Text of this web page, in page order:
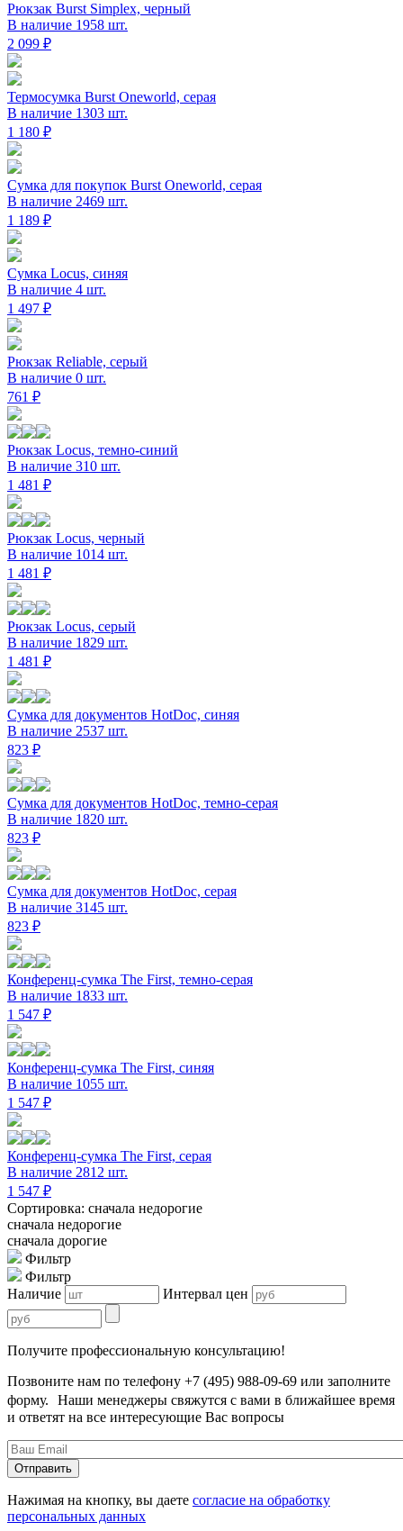
Рюкзак Burst Simplex, черный
В наличие 1958 шт.
2 099 ₽
Термосумка Burst Oneworld, серая
В наличие 1303 шт.
1 180 ₽
Сумка для покупок Burst Oneworld, серая
В наличие 2469 шт.
1 189 ₽
Сумка Locus, синяя
В наличие 4 шт.
1 497 ₽
Рюкзак Reliable, серый
В наличие 0 шт.
761 ₽
Рюкзак Locus, темно-синий
В наличие 310 шт.
1 481 ₽
Рюкзак Locus, черный
В наличие 1014 шт.
1 481 ₽
Рюкзак Locus, серый
В наличие 1829 шт.
1 481 ₽
Сумка для документов HotDoc, синяя
В наличие 2537 шт.
823 ₽
Сумка для документов HotDoc, темно-серая
В наличие 1820 шт.
823 ₽
Сумка для документов HotDoc, серая
В наличие 3145 шт.
823 ₽
Конференц-сумка The First, темно-серая
В наличие 1833 шт.
1 547 ₽
Конференц-сумка The First, синяя
В наличие 1055 шт.
1 547 ₽
Конференц-сумка The First, серая
В наличие 2812 шт.
1 547 ₽
Сортировка: сначала недорогие
сначала недорогие
сначала дорогие
Фильтр
Фильтр
Наличие
Интервал цен
Получите профессиональную консультацию!
Позвоните нам по телефону +7 (495) 988-09-69 или заполните
форму. Наши менеджеры свяжутся с вами в ближайшее время
и ответят на все интересующие Вас вопросы
Нажимая на кнопку, вы даете согласие на обработку
персональных данных